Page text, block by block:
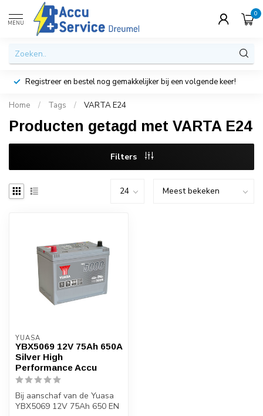
MENU
0
Registreer en bestel nog gemakkelijker bij een volgende keer!
Home / Tags / VARTA E24
Producten getagd met VARTA E24
Filters
YUASA
YBX5069 12V 75Ah 650A
Silver High
Performance Accu
Bij aanschaf van de Yuasa
YBX5069 12V 75Ah 650 EN